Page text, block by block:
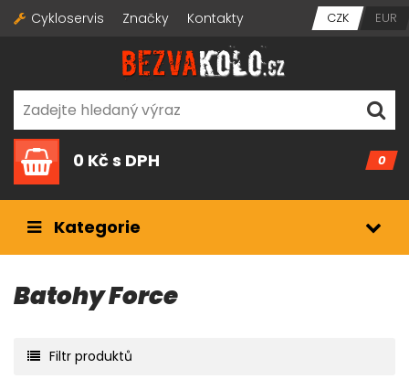
Cykloservis Značky Kontakty CZK EUR
0
0 Kčs DPH
Kategorie
Batohy Force
Filtr produktů